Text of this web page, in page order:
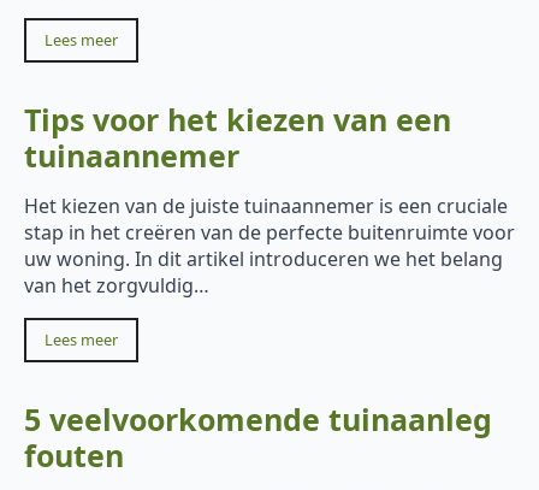
Lees meer
Tips voor het kiezen van een
tuinaannemer
Het kiezen van de juiste tuinaannemer is een cruciale
stap in het creëren van de perfecte buitenruimte voor
uw woning. In dit artikel introduceren we het belang
van het zorgvuldig…
Lees meer
5 veelvoorkomende tuinaanleg
fouten